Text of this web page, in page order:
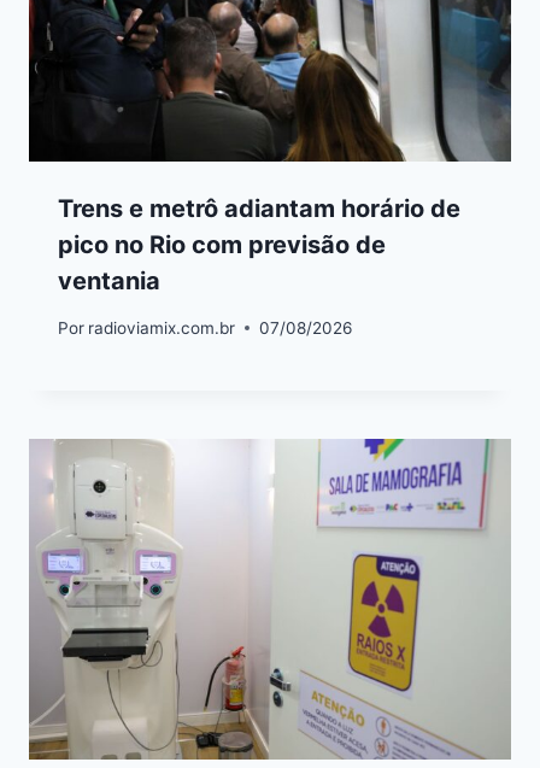
Trens e metrô adiantam horário de
pico no Rio com previsão de
ventania
Por radioviamix.com.br 07/08/2026